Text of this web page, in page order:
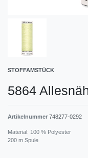
STOFFAMSTÜCK
5864
Artikelnummer 748277-0292
Material: 100 % Polyester
200 m Spule